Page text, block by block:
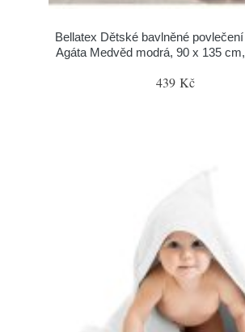
Bellatex Dětské bavlněné
Agáta Medvěd modrá, 90 x 135
439 Kč